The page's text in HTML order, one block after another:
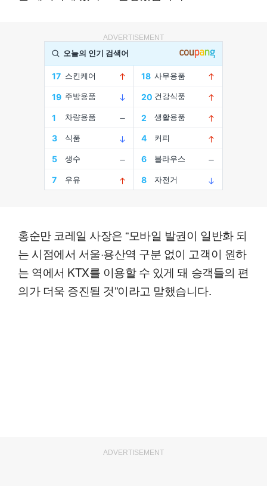
ADVERTISEMENT
홍순만 코레일 사장은 “모바일 발권이 일반화 되
는 시점에서 서울·용산역 구분 없이 고객이 원하
는 역에서 KTX를 이용할 수 있게 돼 승객들의 편
의가 더욱 증진될 것”이라고 말했습니다.
ADVERTISEMENT